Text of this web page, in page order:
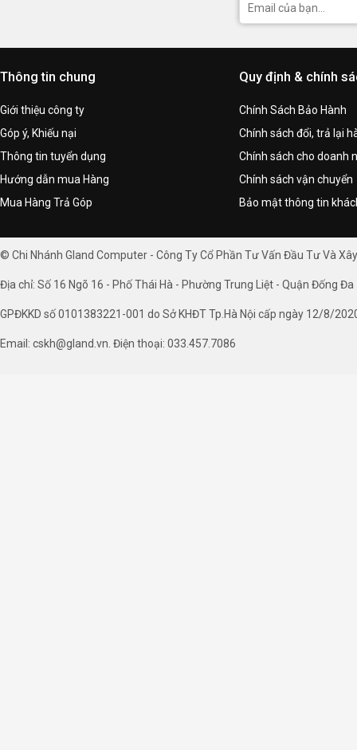
Thông tin chung
Giới thiệu công ty
Góp ý, Khiếu nại
Thông tin tuyển dụng
Hướng dẫn mua Hàng
Mua Hàng Trả Góp
Quy định & chính
Chính Sách Bảo Hành
Chính sách đổi, trả lại
Chính sách cho doanh
Chính sách vận chuyển
Bảo mật thông tin
© Chi Nhánh Gland Computer - Công Ty Cổ Phần Tư Vấn Đầu Tư Và
Địa chỉ: Số 16 Ngõ 16 - Phố Thái Hà - Phường Trung Liệt - Quận Đống Đa
GPĐKKD số 0101383221-001 do Sở KHĐT Tp.Hà Nội cấp ngày 12/8/
Email: cskh@gland.vn. Điện thoại: 033.457.7086